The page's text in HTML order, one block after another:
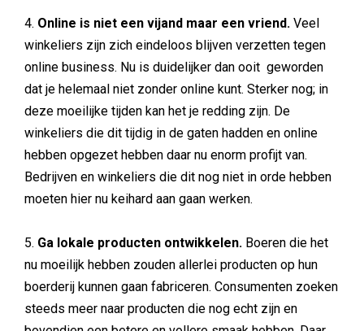
4. Online is niet een vijand maar een vriend. Veel
winkeliers zijn zich eindeloos blijven verzetten tegen
online business. Nu is duidelijker dan ooit geworden
dat je helemaal niet zonder online kunt. Sterker nog; in
deze moeilijke tijden kan het je redding zijn. De
winkeliers die dit tijdig in de gaten hadden en online
hebben opgezet hebben daar nu enorm profijt van.
Bedrijven en winkeliers die dit nog niet in orde hebben
moeten hier nu keihard aan gaan werken.
5. Ga lokale producten ontwikkelen. Boeren die het
nu moeilijk hebben zouden allerlei producten op hun
boerderij kunnen gaan fabriceren. Consumenten zoeken
steeds meer naar producten die nog echt zijn en